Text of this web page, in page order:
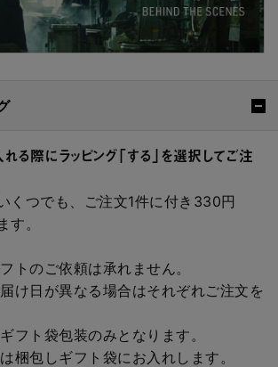
れる際にラッピング「する」を選択してご注
くつでも、ご注文1件に付き330円
す。
トのご依頼は承れません。
け日が異なる場合はそれぞれご注文を
フト袋包装のみとなります。
梱包しギフト袋にお入れします。